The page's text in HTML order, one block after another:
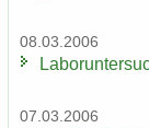
08.03.2006
07.03.2006